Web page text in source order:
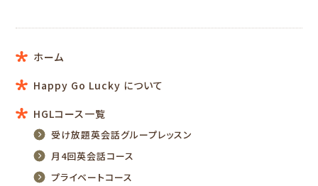
ホーム
Happy Go Lucky について
HGLコース一覧
受け放題英会話グループレッスン
月4回英会話コース
プライベートコース